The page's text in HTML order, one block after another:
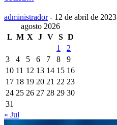
administrador - 12 de abril de 2023
agosto 2026
L M X J V S D
1
2
3
4 5 6 7 8
9
10 11 12 13 14 15 16
17 18 19 20 21 22 23
24 25 26 27 28 29 30
31
« Jul